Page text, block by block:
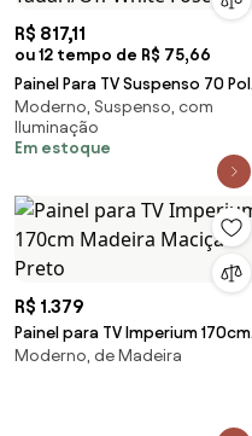
R$ 817,11
ou 12 tempo de R$ 75,66
Painel Para TV Suspenso 70 Pol
180cm Real L06 Tauari/Off
White Fosco -
Moderno, Suspenso, com
Iluminação
Em estoque
R$ 1.379
Painel para TV Imperium 170cm
Madeira Maciça - Preto
Moderno, de Madeira